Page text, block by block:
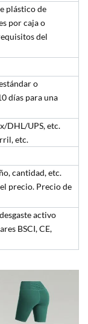
plástico de
por caja o
del
o
días para una
DHL/UPS, etc.
etc.
cantidad, etc.
precio. Precio de
activo
BSCI, CE,